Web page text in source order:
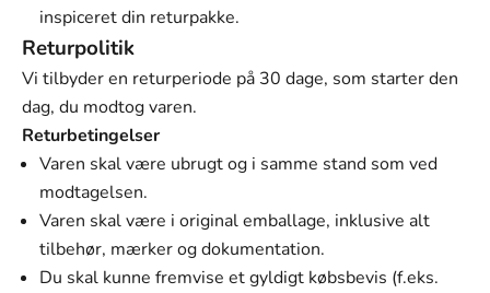
inspiceret din returpakke.
Returpolitik
Vi tilbyder en returperiode på 30 dage, som starter den
dag, du modtog varen.
Returbetingelser
Varen skal være ubrugt og i samme stand som ved
modtagelsen.
Varen skal være i original emballage, inklusive alt
tilbehør, mærker og dokumentation.
Du skal kunne fremvise et gyldigt købsbevis (f.eks.